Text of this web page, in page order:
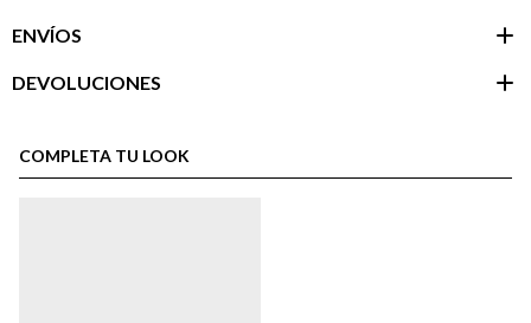
ENVÍOS
DEVOLUCIONES
cliente
COMPLETA TU LOOK